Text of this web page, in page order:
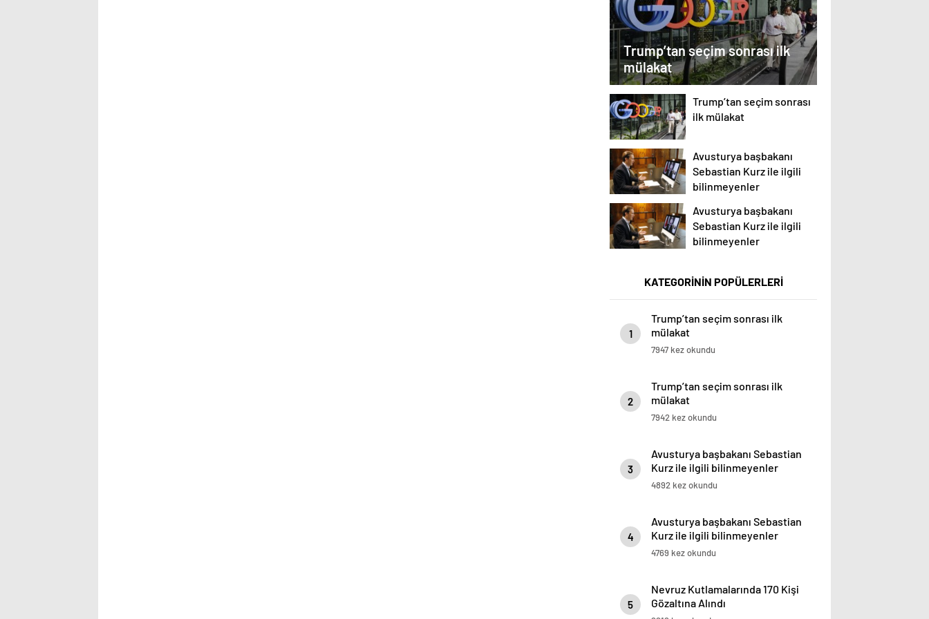
Trump’tan seçim sonrası ilk
mülakat
Trump’tan seçim sonrası
ilk mülakat
Avusturya başbakanı
Sebastian Kurz ile ilgili
bilinmeyenler
Avusturya başbakanı
Sebastian Kurz ile ilgili
bilinmeyenler
KATEGORİNİN POPÜLERLERİ
1
Trump’tan seçim sonrası ilk
mülakat
7947 kez okundu
2
Trump’tan seçim sonrası ilk
mülakat
7942 kez okundu
3
Avusturya başbakanı Sebastian
Kurz ile ilgili bilinmeyenler
4892 kez okundu
4
Avusturya başbakanı Sebastian
Kurz ile ilgili bilinmeyenler
4769 kez okundu
5
Nevruz Kutlamalarında 170 Kişi
Gözaltına Alındı